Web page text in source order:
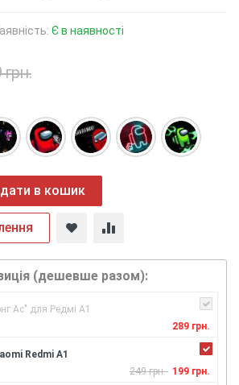
Є в наявності
грн.
в кошик
(дешевше разом):
Ас" для Редмі А1
289 грн.
Redmi A1
249 грн. 199 грн.